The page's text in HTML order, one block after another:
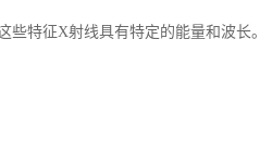
特征X射线具有特定的能量和波长。